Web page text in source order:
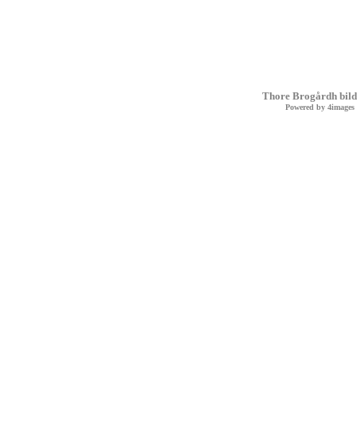
Thore Brogårdh
Powered by 4images